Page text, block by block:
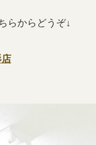
らからどうぞ↓